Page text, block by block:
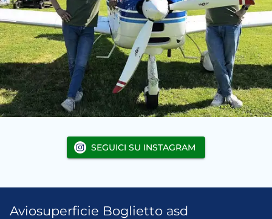
SEGUICI SU INSTAGRAM
Aviosuperficie Boglietto asd